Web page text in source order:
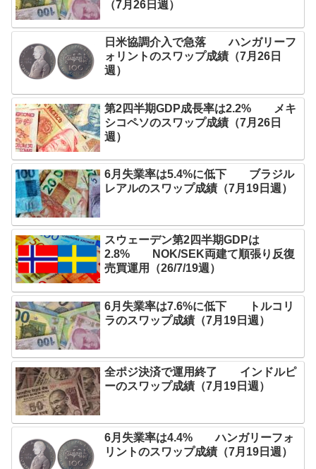
（7月26日週）
日米協調介入で急落 ハンガリーフ
ォリントのスワップ成績（7月26日
週）
第2四半期GDP成長率は2.2% メキ
シコペソのスワップ成績（7月26日
週）
6月失業率は5.4%に低下 ブラジル
レアルのスワップ成績（7月19日週）
スウェーデン第2四半期GDPは
2.8% NOK/SEK両建て順張り反復
売買運用（26/7/19週）
6月失業率は7.6%に低下 トルコリ
ラのスワップ成績（7月19日週）
全ポジ決済で運用終了 インドルピ
ーのスワップ成績（7月19日週）
6月失業率は4.4% ハンガリーフォ
リントのスワップ成績（7月19日週）